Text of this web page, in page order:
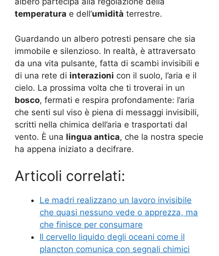
temperatura e dell’umidità terrestre.
Guardando un albero potresti pensare che sia
immobile e silenzioso. In realtà, è attraversato
da una vita pulsante, fatta di scambi invisibili e
di una rete di interazioni con il suolo, l’aria e il
cielo. La prossima volta che ti troverai in un
bosco, fermati e respira profondamente: l’aria
che senti sul viso è piena di messaggi invisibili,
scritti nella chimica dell’aria e trasportati dal
vento. È una lingua antica, che la nostra specie
ha appena iniziato a decifrare.
Articoli correlati:
Le madri realizzano un lavoro invisibile
che quasi nessuno vede o apprezza, ma
che finisce per consumare
Il cervello liquido degli oceani come il
plancton comunica con segnali chimici